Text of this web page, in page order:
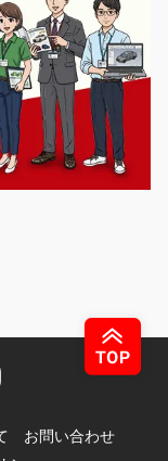
お問い合わせ